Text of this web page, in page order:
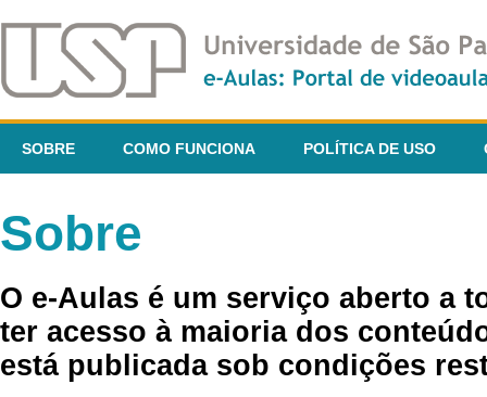
SOBRE COMO FUNCIONA POLÍTICA DE USO
Sobre
O e-Aulas é um serviço aberto a
ter acesso à maioria dos
está publicada sob condições